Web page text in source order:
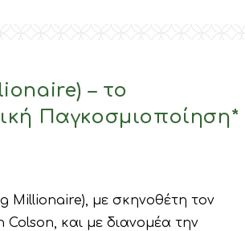
– το
Παγκοσμιοποίηση*
Millionaire), με σκηνοθέτη τον
και με διανομέα την